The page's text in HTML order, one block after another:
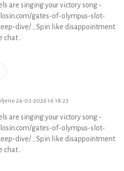
are singing your victory song -
gates-of-olympus-slot-
dive/ , Spin like disappointment
chat .
24-03-2026 16:18:23
are singing your victory song -
gates-of-olympus-slot-
dive/ , Spin like disappointment
chat .